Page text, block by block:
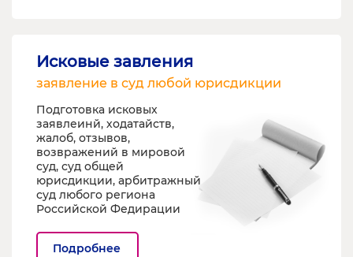
Исковые завления
заявление в суд любой юрисдикции
Подготовка исковых
заявлеинй, ходатайств,
жалоб, отзывов,
возвражений в мировой
суд, суд общей
юрисдикции, арбитражный
суд любого региона
Российской Федирации
Подробнее